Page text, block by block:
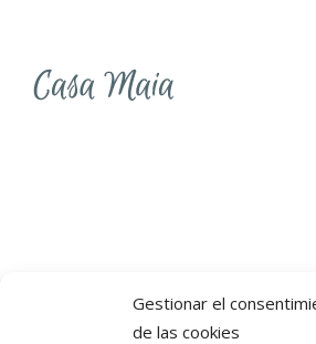
Gestionar el
de las cookies
Anllóns Grande, 11 15110